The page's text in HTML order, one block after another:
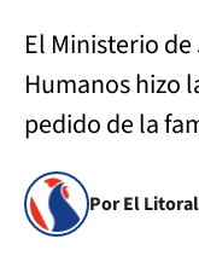
El Ministerio
Humanos hizo
pedido de la
Por El Litoral